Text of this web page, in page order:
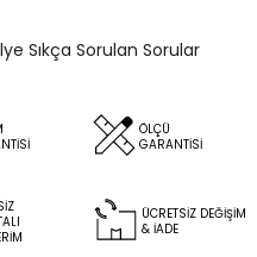
Sıkça Sorulan Sorular
ÖLÇÜ
GARANTİSİ
ÜCRETSİZ DEĞİŞİM
& İADE